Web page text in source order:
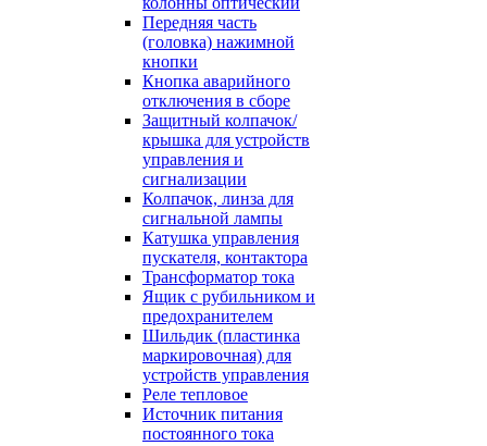
Передняя часть
(головка) нажимной
кнопки
Кнопка аварийного
отключения в сборе
Защитный колпачок/
крышка для устройств
управления и
сигнализации
Колпачок, линза для
сигнальной лампы
Катушка управления
пускателя, контактора
Трансформатор тока
Ящик с рубильником и
предохранителем
Шильдик (пластинка
маркировочная) для
устройств управления
Реле тепловое
Источник питания
постоянного тока